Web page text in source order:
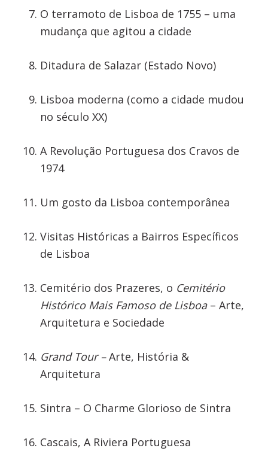
O terramoto de Lisboa de 1755 – uma
mudança que agitou a cidade
Ditadura de Salazar (Estado Novo)
Lisboa moderna (como a cidade mudou
no século XX)
A Revolução Portuguesa dos Cravos de
1974
Um gosto da Lisboa contemporânea
Visitas Históricas a Bairros Específicos
de Lisboa
Cemitério dos Prazeres, o Cemitério
Histórico Mais Famoso de Lisboa– Arte,
Arquitetura e Sociedade
Grand Tour –Arte, História &
Arquitetura
Sintra – O Charme Glorioso de Sintra
Cascais, A Riviera Portuguesa